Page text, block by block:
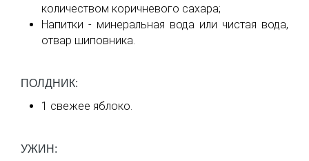
количеством коричневого сахара;
Напитки - минеральная вода или чистая вода,
отвар шиповника.
ПОЛДНИК:
1 свежее яблоко.
УЖИН: